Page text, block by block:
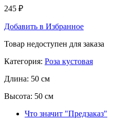
245 ₽
Добавить в Избранное
Товар недоступен для заказа
Категория: Роза кустовая
Длина: 50 см
Высота: 50 см
Что значит "Предзаказ"